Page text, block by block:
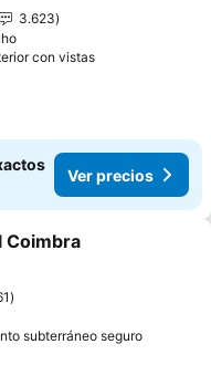
3.623
con vistas
Ver precios
a favoritos
Coimbra
subterráneo seguro